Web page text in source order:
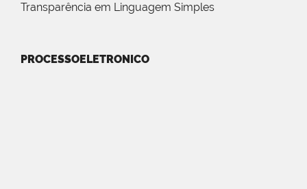
Transparência em Linguagem Simples
PROCESSOELETRONICO